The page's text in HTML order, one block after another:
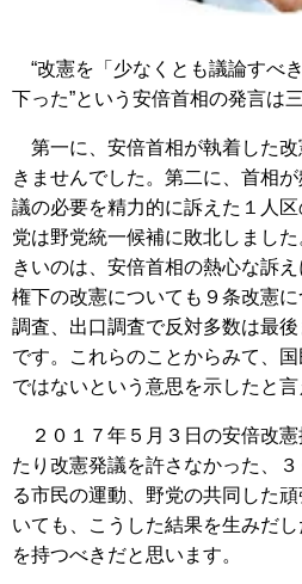
“改憲を「少なくとも議論すべ
下った”という安倍首相の発言は
第一に、安倍首相が執着した
きませんでした。第二に、首相
議の必要を精力的に訴えた１人
党は野党統一候補に敗北しまし
きいのは、安倍首相の熱心な訴
権下の改憲についても９条改憲
調査、出口調査で反対多数は最
です。これらのことからみて、
ではないという意思を示したと言
２０１７年５月３日の安倍改
たり改憲発議を許さなかった、
る市民の運動、野党の共同した
いても、こうした結果を生みだ
を持つべきだと思います。